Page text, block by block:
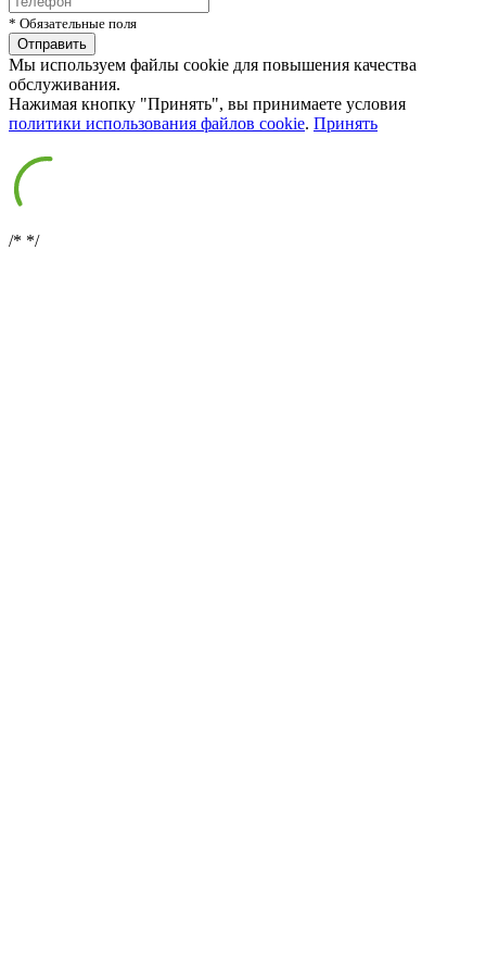
* Обязательные поля
Мы используем файлы cookie для повышения качества
обслуживания.
Нажимая кнопку "Принять", вы принимаете условия
политики использования файлов cookie. Принять
/* */